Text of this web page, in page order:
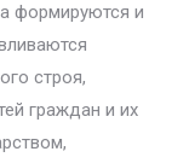
формируются и
строя,
граждан и их